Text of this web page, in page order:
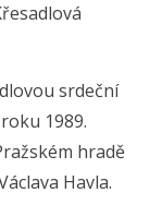
srdeční
1989.
hradě
Havla.